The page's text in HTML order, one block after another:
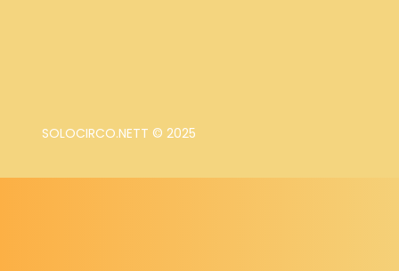
SOLOCIRCO.NETT © 2025